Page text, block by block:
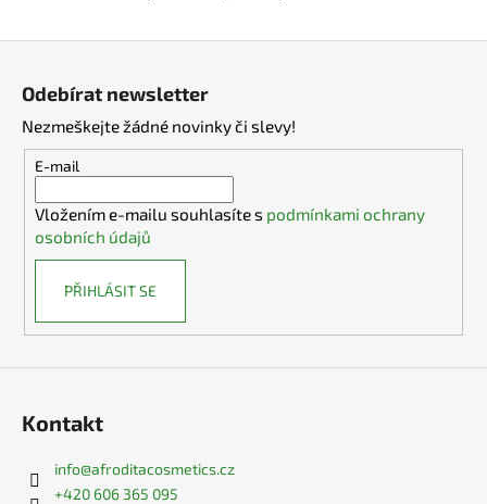
ý
s
u
Odebírat newsletter
Nezmeškejte žádné novinky či slevy!
E-mail
Vložením e-mailu souhlasíte s podmínkami ochrany
osobních údajů
PŘIHLÁSIT SE
Kontakt
info@afroditacosmetics.cz
+420 606 365 095